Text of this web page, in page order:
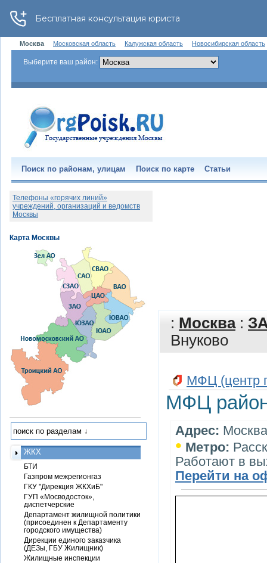
Москва Московская область Калужская область Новосибирская область
Выберите ваш район:
Поиск по районам, улицам Поиск по карте Статьи
: Москва:
Внуково
МФЦ (центр
МФЦ
Адрес:
• Метро:
Работают в
Перейти на
Телефоны «горячих линий»
учреждений, организаций и ведомств
Москвы
ЖКХ
БТИ
Газпром межрегионгаз
ГКУ "Дирекция ЖКХиБ"
ГУП «Мосводосток»,
диспетчерские
Департамент жилищной политики
(присоединен к Департаменту
городского имущества)
Дирекции единого заказчика
(ДЕЗы, ГБУ Жилищник)
Жилищные инспекции